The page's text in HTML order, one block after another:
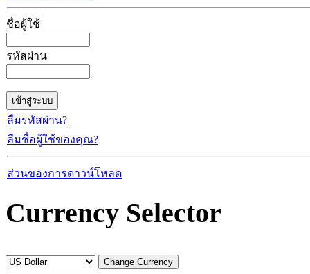
ชื่อผู้ใช้
รหัสผ่าน
ลืมรหัสผ่าน?
ลืมชื่อผู้ใช้ของคุณ?
ส่วนของการดาวน์โหลด
Currency Selector